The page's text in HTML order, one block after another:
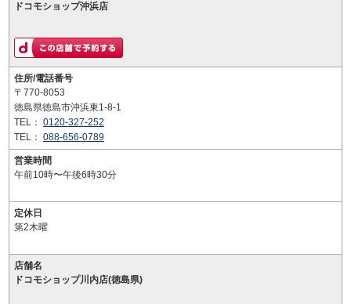
ドコモショップ沖浜店
住所/電話番号
〒770-8053
徳島県徳島市沖浜東1-8-1
TEL： 0120-327-252
TEL： 088-656-0789
営業時間
午前10時〜午後6時30分
定休日
第2木曜
店舗名
ドコモショップ川内店(徳島県)